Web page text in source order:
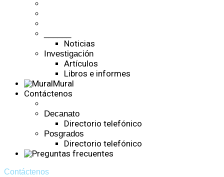
Noticias
Investigación
Artículos
Libros e informes
Mural
Contáctenos
Decanato
Directorio telefónico
Posgrados
Directorio telefónico
Contáctenos